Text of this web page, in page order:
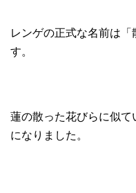
レンゲの正式な名前は
す。
蓮の散った花びらに似て
になりました。